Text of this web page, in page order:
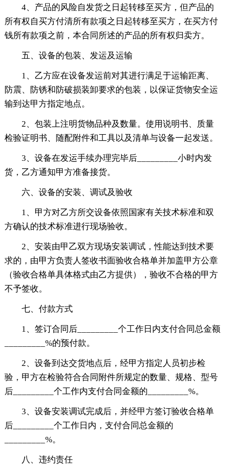
4、产品的风险自发货之日起转移至买方，但产品的
所有权自买方付清所有款项之日起转移至买方，在买方付
钱所有款项之前，本合同所述的产品的所有权归卖方。
五、设备的包装、发运及运输
1、乙方应在设备发运前对其进行满足于运输距离、
防震、防锈和防破损装卸要求的包装，以保证货物安全运
输到达甲方指定地点。
2、包装上注明货物品种及数量。使用说明书、质量
检验证明书、随配附件和工具以及清单与设备一起发送。
3、设备在发运手续办理完毕后_________小时内发
货，乙方通知甲方准备接货。
六、设备的安装、调试及验收
1、甲方对乙方所交设备依照国家有关技术标准和双
方确认的技术标准进行现场验收。
2、安装由甲乙双方现场安装调试，性能达到技术要
求的，由甲方负责人签收书面验收合格单并加盖甲方公章
（验收合格单具体格式由乙方提供），验收不合格的甲方
不予签收。
七、付款方式
1、签订合同后_________个工作日内支付合同总金额
_________%的预付款。
2、设备到达交货地点后，经甲方指定人员初步检
验，甲方在检验符合合同附件所规定的数量、规格、型号
后_________个工作内支付合同金额的_________%。
3、设备安装调试完成后，并经甲方签订验收合格单
后_________个工作日内，支付合同总金额的
_________%。
八、违约责任